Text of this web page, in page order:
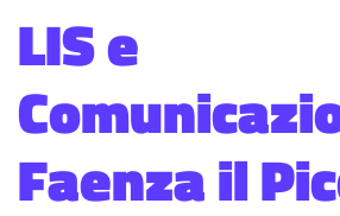
LIS e
Faenza il